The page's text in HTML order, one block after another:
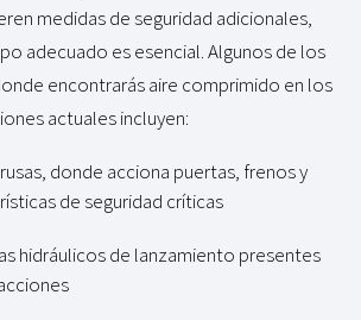
medidas de seguridad adicionales,
adecuado es esencial. Algunos de los
encontrarás aire comprimido en los
actuales incluyen:
donde acciona puertas, frenos y
de seguridad críticas
hidráulicos de lanzamiento presentes